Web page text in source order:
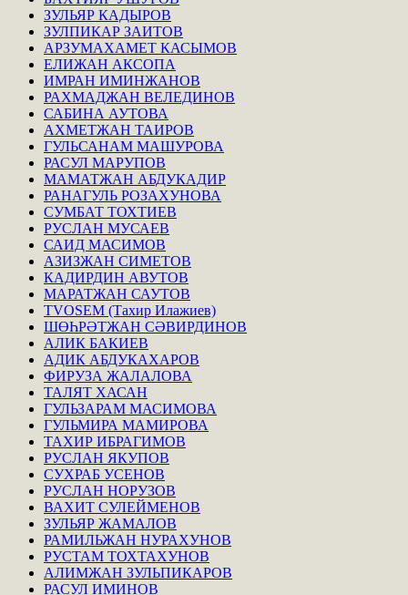
ЗУЛЬЯР КАДЫРОВ
ЗУЛПИКАР ЗАИТОВ
АРЗУМАХАМЕТ КАСЫМОВ
ЕЛИЖАН АКСОПА
ИМРАН ИМИНЖАНОВ
РАХМАДЖАН ВЕЛЕДИНОВ
САБИНА АУТОВА
АХМЕТЖАН ТАИРОВ
ГУЛЬСАНАМ МАШУРОВА
РАСУЛ МАРУПОВ
МАМАТЖАН АБДУКАДИР
РАНАГУЛЬ РОЗАХУНОВА
СУМБАТ ТОХТИЕВ
РУСЛАН МУСАЕВ
САИД МАСИМОВ
АЗИЗЖАН СИМЕТОВ
КАДИРДИН АВУТОВ
МАРАТЖАН САУТОВ
TVOSEM (Тахир Илажиев)
ШӨҺРӘТЖАН СӘВИРДИНОВ
АЛИК БАКИЕВ
АДИК АБДУКАХАРОВ
ФИРУЗА ЖАЛАЛОВА
ТАЛЯТ ХАСАН
ГУЛЬЗАРАМ МАСИМОВА
ГУЛЬМИРА МАМИРОВА
ТАХИР ИБРАГИМОВ
РУСЛАН ЯКУПОВ
СУХРАБ УСЕНОВ
РУСЛАН НОРУЗОВ
ВАХИТ СУЛЕЙМЕНОВ
ЗУЛЬЯР ЖАМАЛОВ
РАМИЛЬЖАН НУРАХУНОВ
РУСТАМ ТОХТАХУНОВ
АЛИМЖАН ЗУЛЬПИКАРОВ
РАСУЛ ИМИНОВ